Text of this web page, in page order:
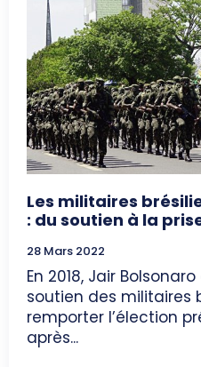
Les militaires
: du soutien à la
28 Mars 2022
En 2018, Jair
soutien des militaires
remporter l’élection
après...